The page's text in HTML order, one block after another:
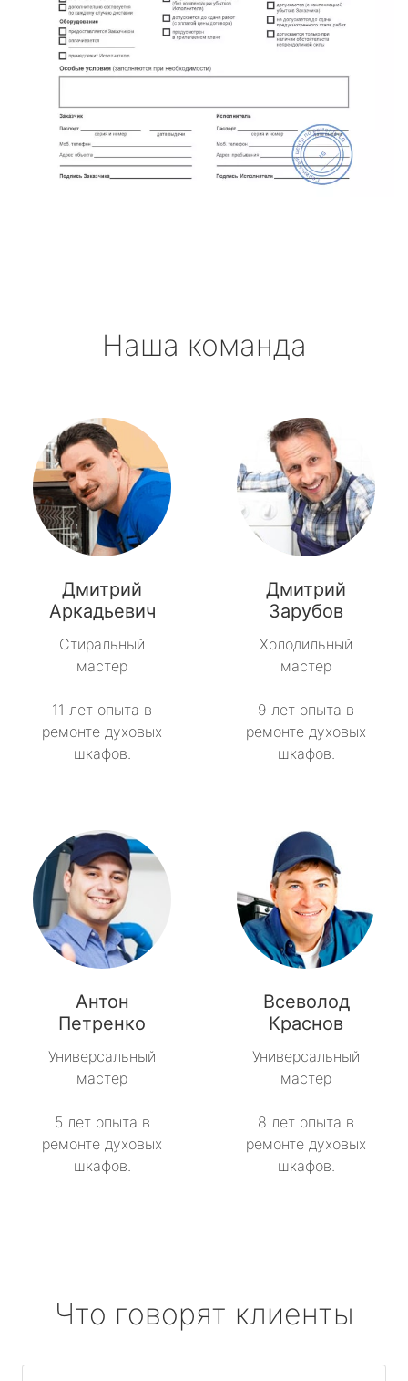
Наша команда
Дмитрий
Аркадьевич
Стиральный
мастер
11 лет опыта в
ремонте духовых
шкафов.
Дмитрий
Зарубов
Холодильный
мастер
9 лет опыта в
ремонте духовых
шкафов.
Антон
Петренко
Универсальный
мастер
5 лет опыта в
ремонте духовых
шкафов.
Всеволод
Краснов
Универсальный
мастер
8 лет опыта в
ремонте духовых
шкафов.
Что говорят клиенты